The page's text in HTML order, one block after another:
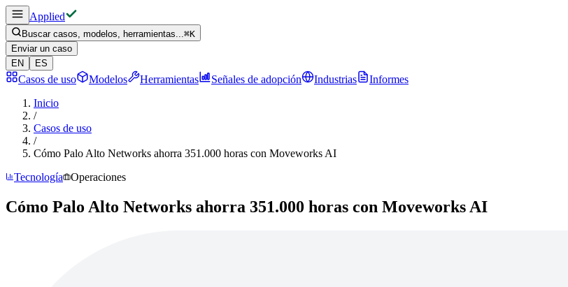
Applied
Buscar casos, modelos, herramientas...⌘K
Enviar un caso
EN
ES
Casos de uso Modelos Herramientas Señales de adopción Industrias
Informes
Inicio
/
Casos de uso
/
Cómo Palo Alto Networks ahorra 351.000 horas con Moveworks AI
Tecnología
Operaciones
Cómo Palo Alto Networks ahorra 351.000 horas con Moveworks AI